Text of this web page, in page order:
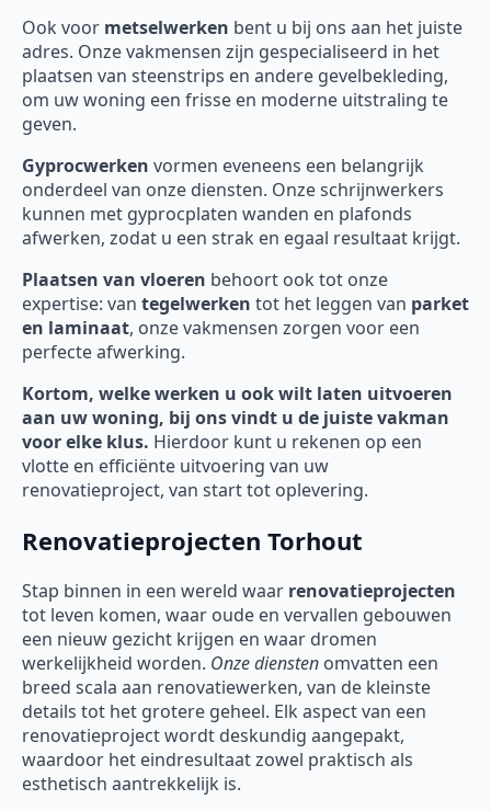
Ook voor metselwerken bent u bij ons aan het juiste
adres. Onze vakmensen zijn gespecialiseerd in het
plaatsen van steenstrips en andere gevelbekleding,
om uw woning een frisse en moderne uitstraling te
geven.
Gyprocwerken vormen eveneens een belangrijk
onderdeel van onze diensten. Onze schrijnwerkers
kunnen met gyprocplaten wanden en plafonds
afwerken, zodat u een strak en egaal resultaat krijgt.
Plaatsen van vloeren behoort ook tot onze
expertise: van tegelwerken tot het leggen van parket
en laminaat, onze vakmensen zorgen voor een
perfecte afwerking.
Kortom, welke werken u ook wilt laten uitvoeren
aan uw woning, bij ons vindt u de juiste vakman
voor elke klus. Hierdoor kunt u rekenen op een
vlotte en efficiënte uitvoering van uw
renovatieproject, van start tot oplevering.
Renovatieprojecten Torhout
Stap binnen in een wereld waar renovatieprojecten
tot leven komen, waar oude en vervallen gebouwen
een nieuw gezicht krijgen en waar dromen
werkelijkheid worden. Onze diensten omvatten een
breed scala aan renovatiewerken, van de kleinste
details tot het grotere geheel. Elk aspect van een
renovatieproject wordt deskundig aangepakt,
waardoor het eindresultaat zowel praktisch als
esthetisch aantrekkelijk is.